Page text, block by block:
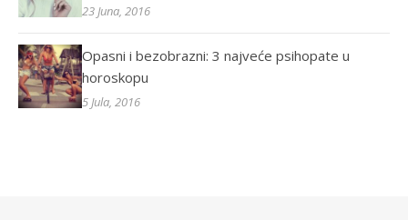
23 Juna, 2016
Opasni i bezobrazni: 3 najveće psihopate u
horoskopu
5 Jula, 2016